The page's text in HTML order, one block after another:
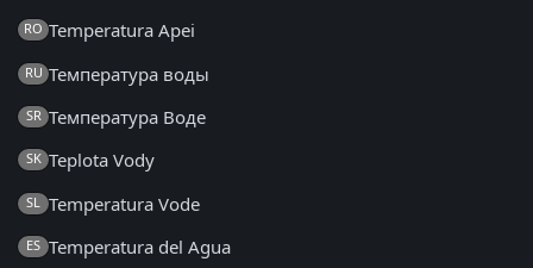
RO Temperatura Apei
RU Температура воды
SR Температура Воде
SK Teplota Vody
SL Temperatura Vode
ES Temperatura del Agua